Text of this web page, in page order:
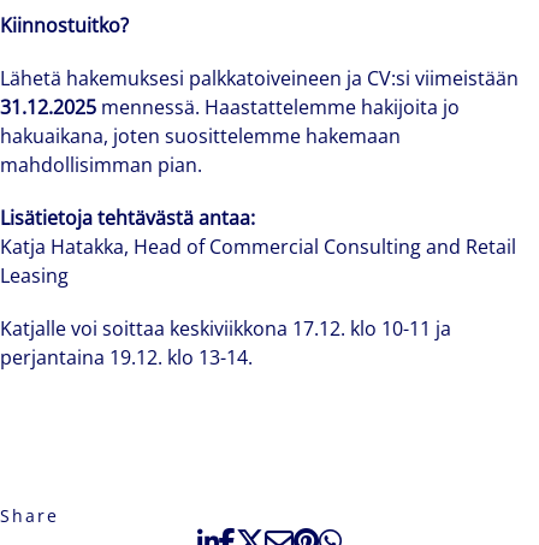
Kiinnostuitko?
Lähetä hakemuksesi palkkatoiveineen ja CV:si viimeistään
31.12.2025 mennessä. Haastattelemme hakijoita jo
hakuaikana, joten suosittelemme hakemaan
mahdollisimman pian.
Lisätietoja tehtävästä antaa:
Katja Hatakka, Head of Commercial Consulting and Retail
Leasing
Katjalle voi soittaa keskiviikkona 17.12. klo 10-11 ja
perjantaina 19.12. klo 13-14.
Share